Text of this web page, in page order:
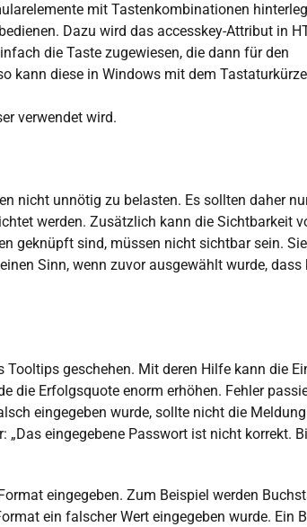
mit Tastenkombinationen
Dazu wird das accesskey-Attribut in
die Taste zugewiesen, die dann für den
kann diese in Windows mit dem
verwendet wird.
nicht unnötig zu belasten. Es sollten daher
werden. Zusätzlich kann die Sichtbarkeit
geknüpft sind, müssen nicht sichtbar sein. Sie
Sinn, wenn zuvor ausgewählt wurde, dass
geschehen. Mit deren Hilfe kann die
die Erfolgsquote enorm erhöhen. Fehler
eingegeben wurde, sollte nicht die Meldung
„Das eingegebene Passwort ist nicht korrekt.
eingegeben. Zum Beispiel werden
ein falscher Wert eingegeben wurde. Ein